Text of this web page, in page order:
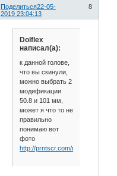
Поделиться 8
22-05-
2019 23:04:13
Dolflex
написал(а):
к данной голове,
что вы скинули,
можно выбрать 2
модификации
50.8 и 101 мм,
может я что то не
правильно
понимаю вот
фото
http://prntscr.com/nresna